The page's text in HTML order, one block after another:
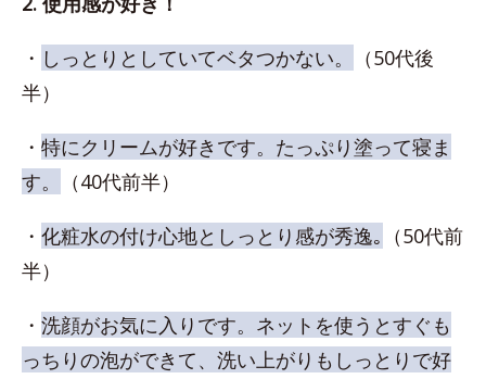
・ しっとりとしていてベタつかない。
（50代後
半）
・ 特にクリームが好きです。たっぷり塗って寝ま
す。
（40代前半）
・ 化粧水の付け心地としっとり感が秀逸｡ （50代前
半）
・ 洗顔がお気に入りです。ネットを使うとすぐも
っちりの泡ができて、洗い上がりもしっとりで好